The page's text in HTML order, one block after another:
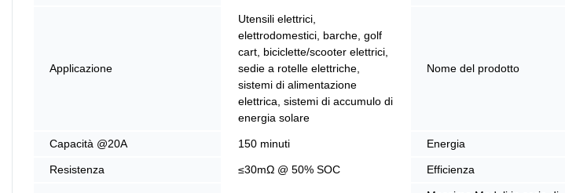
Applicazione
Utensili elettrici,
elettrodomestici, barche, golf
cart, biciclette/scooter elettrici,
sedie a rotelle elettriche,
sistemi di alimentazione
elettrica, sistemi di accumulo di
energia solare
Nome del prodotto
Capacità @20A 150 minuti Energia
Resistenza ≤30mΩ @ 50% SOC Efficienza